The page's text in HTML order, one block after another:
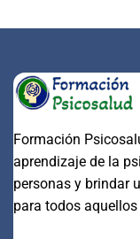
Formación
aprendizaje de la
personas y brindar
para todos aquellos